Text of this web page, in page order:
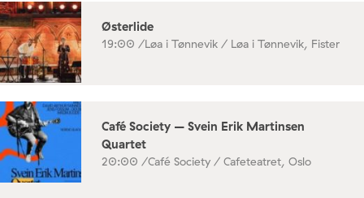
Østerlide
19:00 /Løa i Tønnevik / Løa i Tønnevik, Fister
Café Society – Svein Erik Martinsen
Quartet
20:00 /Café Society / Cafeteatret, Oslo